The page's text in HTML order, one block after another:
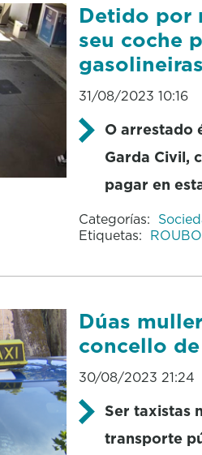
Detido por
seu coche
gasolineiras
31/08/2023 10:16
O arrestado
Garda Civil,
pagar en
Categorías:
Etiquetas:
Dúas
concello
30/08/2023 21:24
Ser taxistas
transporte